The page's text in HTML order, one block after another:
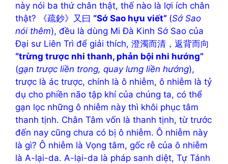
này nói ba thứ chân thật, thế nào là lợi ích chân
thật? 《疏鈔》又曰 “Sớ Sao hựu viết” (Sớ Sao
nói thêm), đều là dùng Mi Đà Kinh Sớ Sao của
Đại sư Liên Trì để giải thích, 澄濁而清，返背而向
“trừng trược nhi thanh, phản bội nhi hướng”
(gạn trược liền trong, quay lưng liền hướng),
trược là ác trược, chính là ô nhiễm, ô nhiễm là tỷ
dụ cho phiền não tập khí của chúng ta, có thể
gạn lọc những ô nhiễm này thì khôi phục tâm
thanh tịnh. Chân Tâm vốn là thanh tịnh, từ trước
đến nay cũng chưa có bị ô nhiễm. Ô nhiễm này
là gì? Ô nhiễm là Vọng tâm, gốc rễ của ô nhiễm
là A-lại-da. A-lại-da là pháp sanh diệt, Tự Tánh